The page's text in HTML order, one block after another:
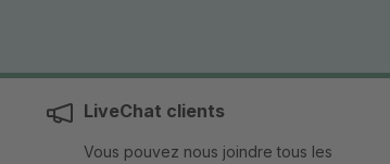
LiveChat clients
Vous pouvez nous joindre tous les